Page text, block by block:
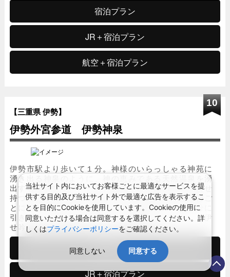
宿泊プラン
JR＋宿泊プラン
航空＋宿泊プラン
10
【三重県 伊勢】
伊勢外宮参道 伊勢神泉
伊勢市駅より歩いて１分。神様のいらっしゃる神苑に
湧き出る神泉のように、神の恵みである天然温泉を湧
出する旅荘です。ホテルの快適さと旅館の良さを併せ
持つ全室露天風呂付の客室。食材の宝庫伊勢の季節ご
とに感じる日本の旬の素材を、伝統的な技法で存分に
引き出した、贅を尽くした日本料理をレストラン「伊
せ吟」にてお召し上がりいただきます。
宿泊プラン
JR＋宿泊プラン
当社サイト内においてお客様ごとに最適なサービスを提
供する目的及び当社サイト外で最適な広告を表示するこ
とを目的にCookieを使用しています。Cookieの使用に
同意いただける場合は同意するを選択してください。詳
しくはプライバシーポリシーをご確認ください。
同意しない 同意する